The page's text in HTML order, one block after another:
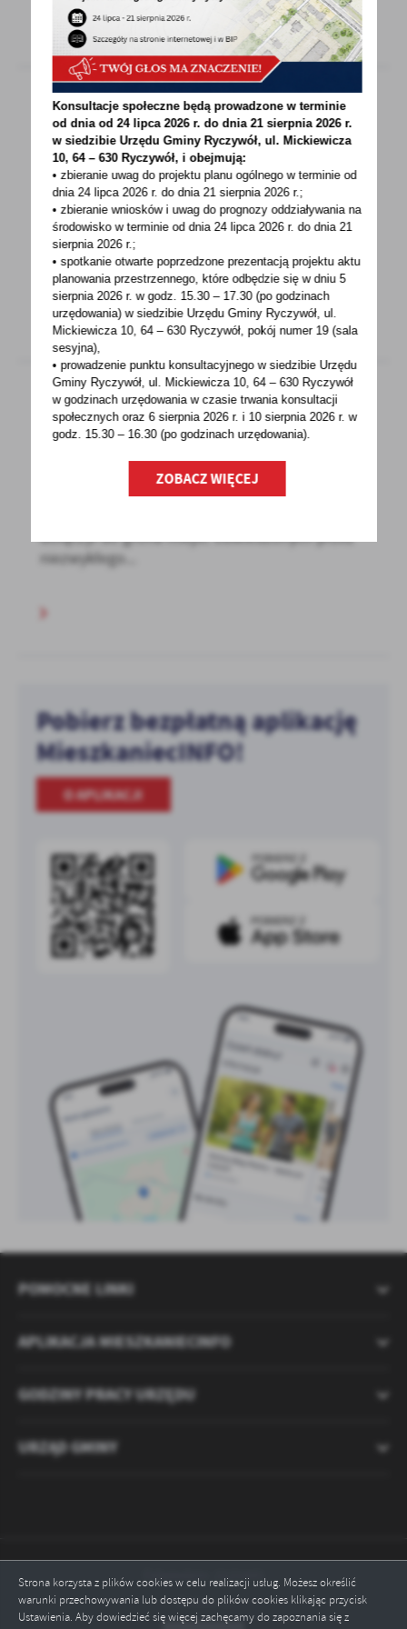
Strona korzysta z plików cookies w celu realizacji usług. Możesz określić
warunki przechowywania lub dostępu do plików cookies klikając przycisk
Ustawienia. Aby dowiedzieć się więcej zachęcamy do zapoznania się z
07 - 08 - 2026
Jubileuszowy Konkurs na Najpiękniejszy
Witacz Dożynkowy Gminy Ryczywół 2026!
W roku obchodów 600-lecia lokacji Ryczywołu
zapraszamy wszystkie sołectwa do udziału
w Jubileuszowym...
07 - 08 - 2026
Ryczywół na trasie wyjątkowego pasjonata -
Pana Wiesława Lopko ze Szczecinka
dołączył do grona miejsc odwiedzonych przez
niezwykłego...
Pobierz bezpłatną aplikację
MieszkaniecINFO!
O APLIKACJI
POMOCNE LINKI
APLIKACJA MIESZKANIECINFO
GODZINY PRACY URZĘDU
URZĄD GMINY
Odwiedzin: 2121441
Online: 5
Konsultacje społeczne będą prowadzone w terminie
od dnia od 24 lipca 2026 r. do dnia 21 sierpnia 2026 r.
w siedzibie Urzędu Gminy Ryczywół, ul. Mickiewicza
10, 64 – 630 Ryczywół, i obejmują:
• zbieranie uwag do projektu planu ogólnego w terminie od
dnia 24 lipca 2026 r. do dnia 21 sierpnia 2026 r.;
• zbieranie wniosków i uwag do prognozy oddziaływania na
środowisko w terminie od dnia 24 lipca 2026 r. do dnia 21
sierpnia 2026 r.;
• spotkanie otwarte poprzedzone prezentacją projektu aktu
planowania przestrzennego, które odbędzie się w dniu 5
sierpnia 2026 r.w godz. 15.30 – 17.30 (po godzinach
urzędowania) w siedzibie Urzędu Gminy Ryczywół, ul.
Mickiewicza 10, 64 – 630 Ryczywół, pokójnumer 19 (sala
sesyjna),
• prowadzenie punktu konsultacyjnego w siedzibie Urzędu
Gminy Ryczywół, ul. Mickiewicza 10, 64 – 630 Ryczywół
w godzinachurzędowania w czasie trwania konsultacji
społecznych oraz 6 sierpnia 2026 r. i 10 sierpnia 2026 r. w
godz. 15.30 – 16.30 (po godzinachurzędowania).
ZOBACZ WIĘCEJ